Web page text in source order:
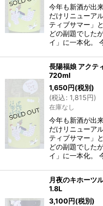
今年も新酒が出
だけリニューア
ティブサマー」
どの副題でした
イ」に一本化。
長陽福娘 アクテ
720ml
1,650円(税別)
(税込: 1,815円)
在庫なし
今年も新酒が出
だけリニューア
ティブサマー」
どの副題でした
イ」に一本化。
月夜のキホーツ
1.8L
3,100円(税別)